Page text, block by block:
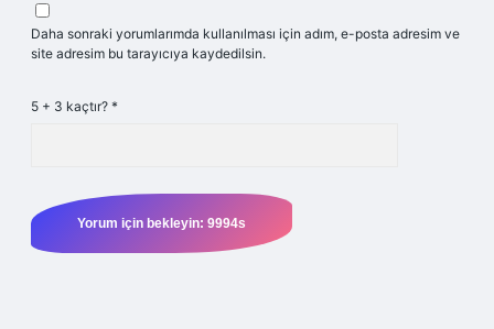
Daha sonraki yorumlarımda kullanılması için adım, e-posta adresim ve
site adresim bu tarayıcıya kaydedilsin.
5 + 3 kaçtır? *